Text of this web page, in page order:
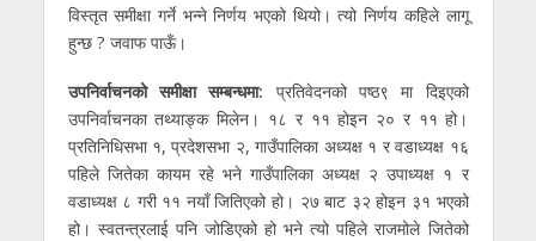
विस्तृत समीक्षा गर्ने भन्ने निर्णय भएको थियो। त्यो निर्णय कहिले लागू
हुन्छ ? जवाफ पाऊँ।
उपनिर्वाचनको समीक्षा सम्बन्धमा: प्रतिवेदनको पष्ठ९ मा दिइएको
उपनिर्वाचनका तथ्याङ्क मिलेन। १८ र ११ होइन २० र ११ हो।
प्रतिनिधिसभा १, प्रदेशसभा २, गाउँपालिका अध्यक्ष १ र वडाध्यक्ष १६
पहिले जितेका कायम रहे भने गाउँपालिका अध्यक्ष २ उपाध्यक्ष १ र
वडाध्यक्ष ८ गरी ११ नयाँ जितिएको हो। २७ बाट ३२ होइन ३१ भएको
हो। स्वतन्त्रलाई पनि जोडिएको हो भने त्यो पहिले राजमोले जितेको